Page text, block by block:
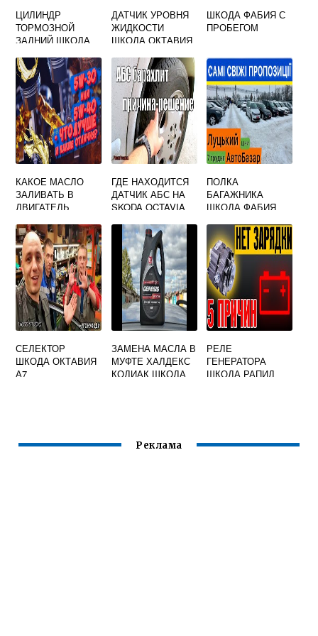
ЦИЛИНДР
ТОРМОЗНОЙ
ЗАДНИЙ ШКОДА
ДАТЧИК УРОВНЯ
ЖИДКОСТИ
ШКОДА ОКТАВИЯ
ШКОДА ФАБИЯ С
ПРОБЕГОМ
КАКОЕ МАСЛО
ЗАЛИВАТЬ В
ДВИГАТЕЛЬ
A7
ГДЕ НАХОДИТСЯ
ДАТЧИК АБС НА
SKODA OCTAVIA
ПОЛКА
БАГАЖНИКА
ШКОДА ФАБИЯ
СЕЛЕКТОР
ШКОДА ОКТАВИЯ
А7
ЗАМЕНА МАСЛА В
МУФТЕ ХАЛДЕКС
КОДИАК ШКОДА
РЕЛЕ
ГЕНЕРАТОРА
ШКОДА РАПИД
Реклама